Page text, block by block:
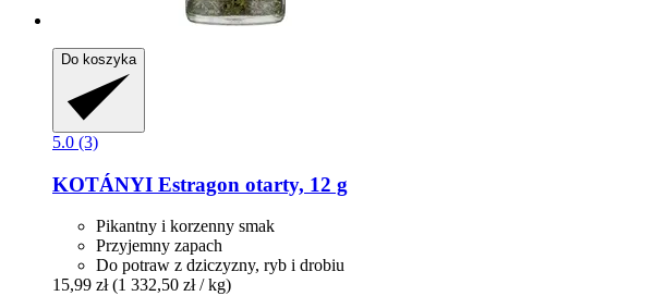
Do koszyka
5.0 (3)
KOTÁNYI Estragon otarty, 12 g
Pikantny i korzenny smak
Przyjemny zapach
Do potraw z dziczyzny, ryb i drobiu
15,99 zł (1 332,50 zł / kg)